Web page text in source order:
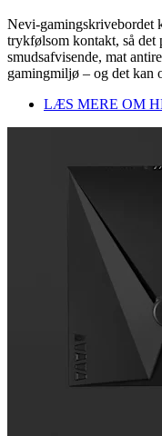
Nevi-gamingskrivebordet
trykfølsom kontakt, så det
smudsafvisende, mat
gamingmiljø – og det kan
LÆS MERE OM